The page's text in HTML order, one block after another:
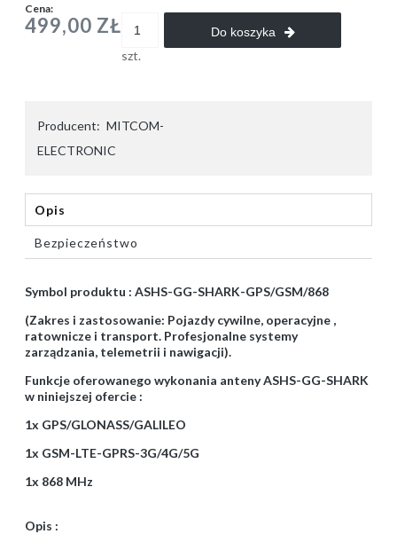
Cena:
499,00 ZŁ
szt.
Do koszyka
Producent: MITCOM-
ELECTRONIC
Opis
Bezpieczeństwo
Symbol produktu : ASHS-GG-SHARK-GPS/GSM/868
(Zakres i zastosowanie: Pojazdy cywilne, operacyjne ,
ratownicze i transport. Profesjonalne systemy
zarządzania, telemetrii i nawigacji).
Funkcje oferowanego wykonania anteny ASHS-GG-SHARK
w niniejszej ofercie :
1x GPS/GLONASS/GALILEO
1x GSM-LTE-GPRS-3G/4G/5G
1x 868 MHz
Opis :